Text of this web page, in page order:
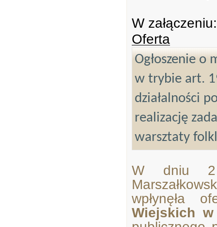
W załączeniu:
Oferta
Ogłoszenie o
w trybie art.
działalności
realizację
warsztaty
W dniu 2
wpłynęła
Wiejskich